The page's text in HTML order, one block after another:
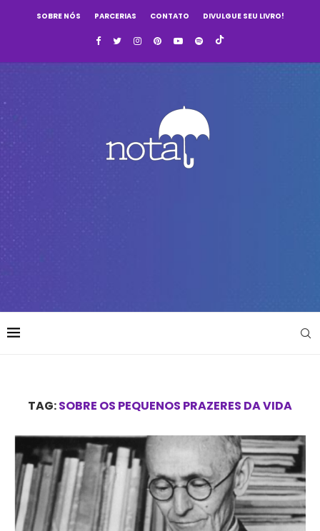
SOBRE NÓS PARCERIAS CONTATO DIVULGUE SEU LIVRO!
TAG:SOBRE OS PEQUENOS PRAZERES DA VIDA